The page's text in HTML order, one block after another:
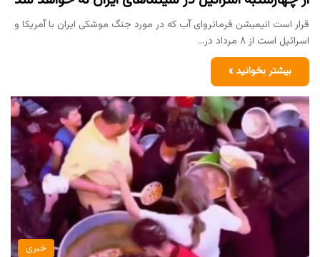
قرار است انیمیشن فرمانروای آب که در مورد جنگ موشکی ایران با آمریکا و
اسرائیل است از ۸ مرداد در…
بیشتر بخوانید »
خبری